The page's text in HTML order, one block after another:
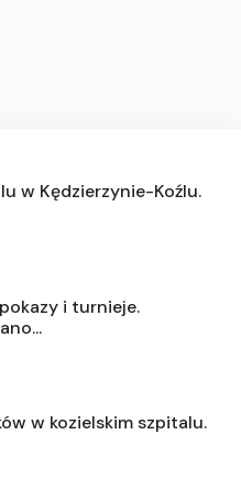
w Kędzierzynie-Koźlu.
i turnieje.
w kozielskim szpitalu.